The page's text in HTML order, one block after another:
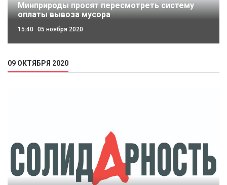
Минприроды просят пересмотреть систему
оплаты вывоза мусора
15:40 05 ноября 2020
09 ОКТЯБРЯ 2020